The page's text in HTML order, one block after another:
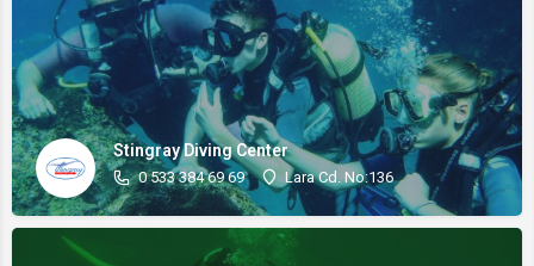
Stingray Diving Center
0 533 384 69 69 Lara Cd. No:136